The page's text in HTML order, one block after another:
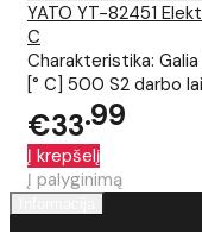
YATO YT-82451
C
Charakteristika:
[° C] 500 S2 darbo
€33 99
Į krepšelį
Į palyginimą